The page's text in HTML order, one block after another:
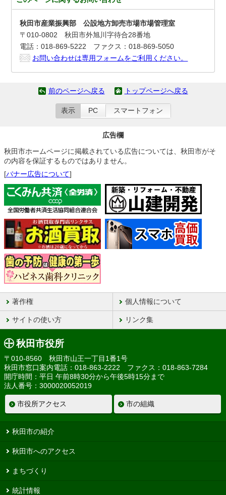
秋田市産業振興部 公設地方卸売市場市場管理室
〒010-0802 秋田市外旭川字待合28番地
電話：018-869-5222 ファクス：018-869-5050
お問い合わせは専用フォームをご利用ください。
前のページへ戻る トップページへ戻る
表示 PC スマートフォン
広告欄
秋田市ホームページに掲載されている広告については、秋田市がそ
の内容を保証するものではありません。
[バナー広告について]
著作権 個人情報について
サイトの使い方 リンク集
秋田市役所
〒010-8560 秋田市山王一丁目1番1号
秋田市窓口案内電話：018-863-2222 ファクス：018-863-7284
開庁時間：平日 午前8時30分から午後5時15分まで
法人番号：3000020052019
市役所アクセス 市の組織
秋田市の紹介
秋田市へのアクセス
まちづくり
統計情報